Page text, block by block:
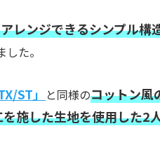
レンジできるシンプル
した。
ST」 と同様のコットン風
施した生地を使用した2